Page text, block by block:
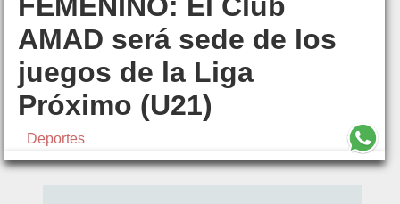
AMAD será sede de los
juegos de la Liga
Próximo (U21)
Deportes